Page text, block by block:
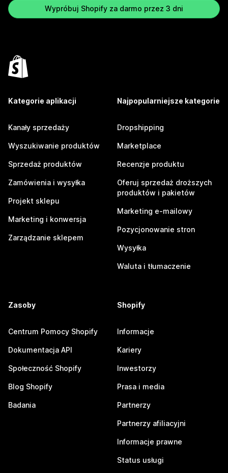
Wypróbuj Shopify za darmo przez 3 dni
Kategorie aplikacji
Kanały sprzedaży
Wyszukiwanie produktów
Sprzedaż produktów
Zamówienia i wysyłka
Projekt sklepu
Marketing i konwersja
Zarządzanie sklepem
Najpopularniejsze kategorie
Dropshipping
Marketplace
Recenzje produktu
Oferuj sprzedaż droższych
produktów i pakietów
Marketing e-mailowy
Pozycjonowanie stron
Wysyłka
Waluta i tłumaczenie
Zasoby
Centrum Pomocy Shopify
Dokumentacja API
Społeczność Shopify
Blog Shopify
Badania
Shopify
Informacje
Kariery
Inwestorzy
Prasa i media
Partnerzy
Partnerzy afiliacyjni
Informacje prawne
Status usługi